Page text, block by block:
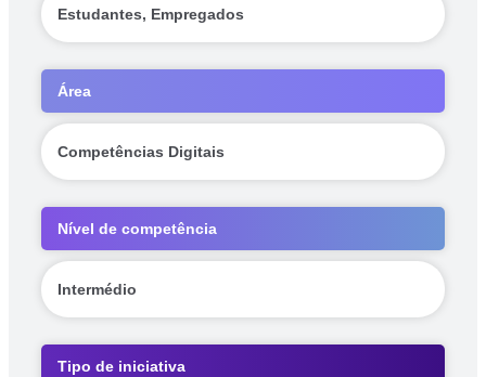
Estudantes, Empregados
Área
Competências Digitais
Nível de competência
Intermédio
Tipo de iniciativa